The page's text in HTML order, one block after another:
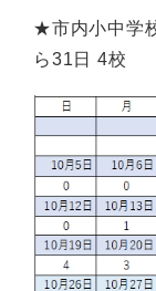
★市内小中学
ら31日 4校